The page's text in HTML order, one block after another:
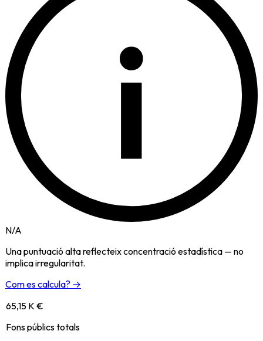
i
N/A
Una puntuació alta reflecteix concentració estadística — no
implica irregularitat.
Com es calcula? →
65,15 K €
Fons públics totals